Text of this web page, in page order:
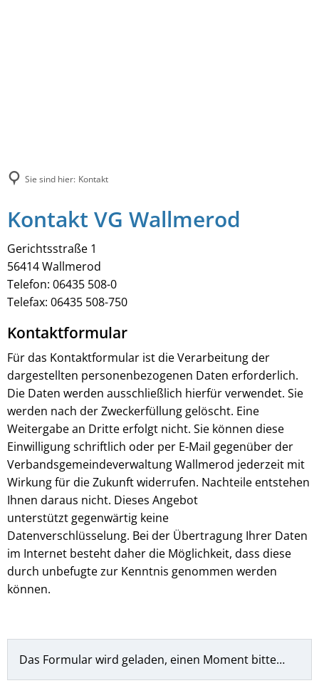
Sie sind hier: Kontakt
Kontakt VG Wallmerod
Gerichtsstraße 1
56414 Wallmerod
Telefon: 06435 508-0
Telefax: 06435 508-750
Kontaktformular
Für das Kontaktformular ist die Verarbeitung der
dargestellten personenbezogenen Daten erforderlich.
Die Daten werden ausschließlich hierfür verwendet. Sie
werden nach der Zweckerfüllung gelöscht. Eine
Weitergabe an Dritte erfolgt nicht. Sie können diese
Einwilligung schriftlich oder per E-Mail gegenüber der
Verbandsgemeindeverwaltung Wallmerod jederzeit mit
Wirkung für die Zukunft widerrufen. Nachteile entstehen
Ihnen daraus nicht. Dieses Angebot
unterstützt gegenwärtig keine
Datenverschlüsselung. Bei der Übertragung Ihrer Daten
im Internet besteht daher die Möglichkeit, dass diese
durch unbefugte zur Kenntnis genommen werden
können.
Das Formular wird geladen, einen Moment bitte…